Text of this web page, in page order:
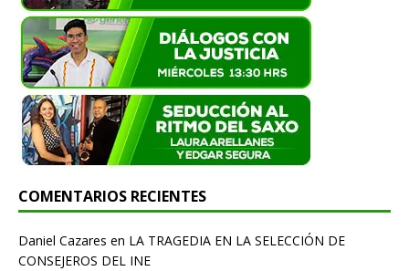
COMENTARIOS RECIENTES
Daniel Cazares en LA TRAGEDIA EN LA SELECCIÓN DE
CONSEJEROS DEL INE